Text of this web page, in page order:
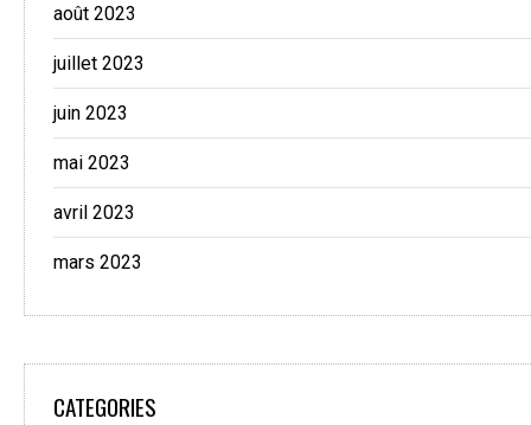
août 2023
juillet 2023
juin 2023
mai 2023
avril 2023
mars 2023
CATEGORIES